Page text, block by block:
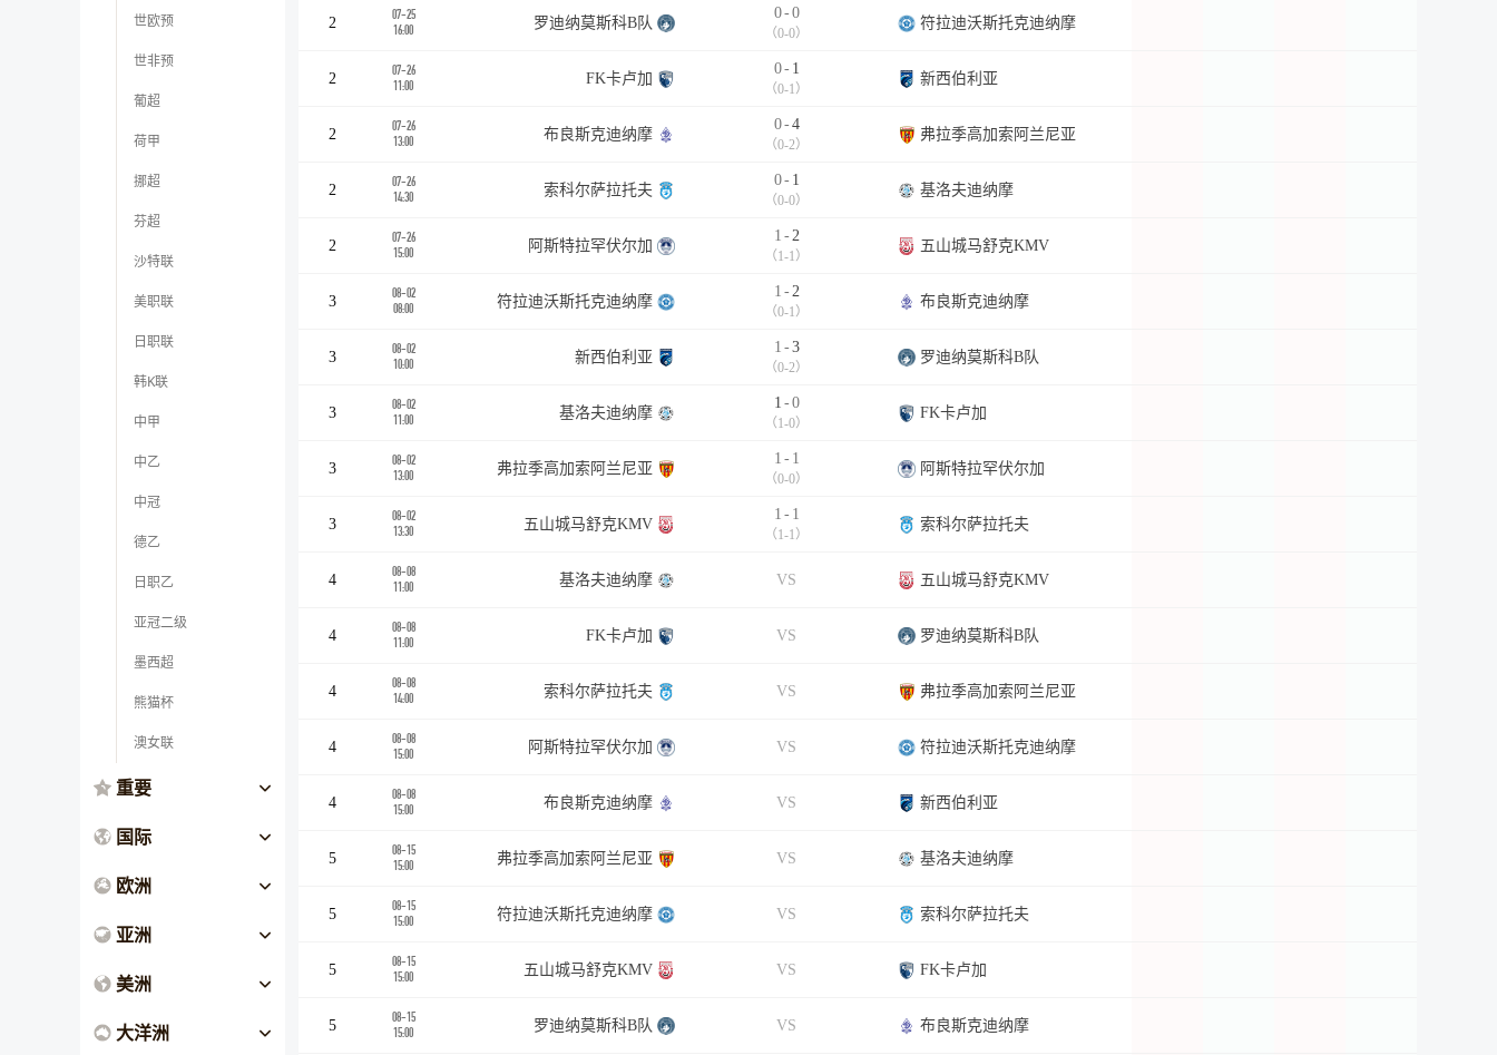
世欧预
世非预
葡超
荷甲
挪超
芬超
沙特联
美职联
日职联
韩K联
中甲
中乙
中冠
德乙
日职乙
亚冠二级
墨西超
熊猫杯
澳女联
重要
国际
欧洲
亚洲
美洲
大洋洲
2
07-25
16:00
罗迪纳莫斯科B队
0- 0
（0-0）
符拉迪沃斯托克迪纳摩
2
07-26
11:00
FK卡卢加
0- 1
（0-1）
新西伯利亚
2
07-26
13:00
布良斯克迪纳摩
0- 4
（0-2）
弗拉季高加索阿兰尼亚
2
07-26
14:30
索科尔萨拉托夫
0- 1
（0-0）
基洛夫迪纳摩
2
07-26
15:00
阿斯特拉罕伏尔加
1 - 2
（1-1）
五山城马舒克KMV
3
08-02
08:00
符拉迪沃斯托克迪纳摩
1 - 2
（0-1）
布良斯克迪纳摩
3
08-02
10:00
新西伯利亚
1 - 3
（0-2）
罗迪纳莫斯科B队
3
08-02
11:00
基洛夫迪纳摩
1 - 0
（1-0）
FK卡卢加
3
08-02
13:00
弗拉季高加索阿兰尼亚
1 - 1
（0-0）
阿斯特拉罕伏尔加
3
08-02
13:30
五山城马舒克KMV
1 - 1
（1-1）
索科尔萨拉托夫
4
08-08
11:00
基洛夫迪纳摩 VS 五山城马舒克KMV
4
08-08
11:00
FK卡卢加 VS 罗迪纳莫斯科B队
4
08-08
14:00
索科尔萨拉托夫 VS 弗拉季高加索阿兰尼亚
4
08-08
15:00
阿斯特拉罕伏尔加 VS 符拉迪沃斯托克迪纳摩
4
08-08
15:00
布良斯克迪纳摩 VS 新西伯利亚
5
08-15
15:00
弗拉季高加索阿兰尼亚 VS 基洛夫迪纳摩
5
08-15
15:00
符拉迪沃斯托克迪纳摩 VS 索科尔萨拉托夫
5
08-15
15:00
五山城马舒克KMV VS FK卡卢加
5
08-15
15:00
罗迪纳莫斯科B队 VS 布良斯克迪纳摩